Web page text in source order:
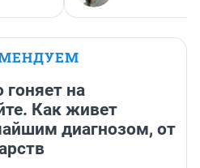
гоняет на
Как живет
диагнозом, от